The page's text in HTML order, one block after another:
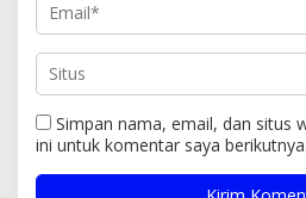
Simpan nama, email, dan situs
ini untuk komentar saya berikutnya.